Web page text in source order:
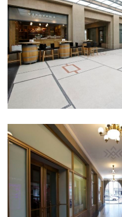
základní škola komořany